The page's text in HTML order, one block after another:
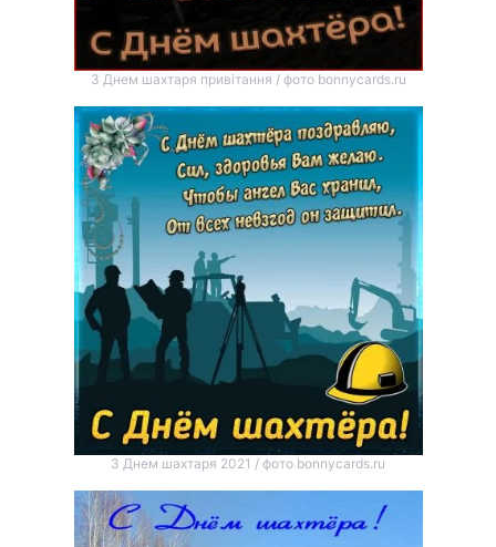
З Днем шахтаря привітання / фото bonnycards.ru
З Днем шахтаря 2021 / фото bonnycards.ru